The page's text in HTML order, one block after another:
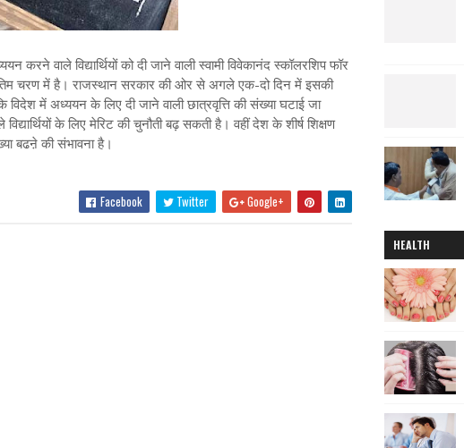
वाले विद्यार्थियों को दी जाने वाली स्वामी विवेकानंद स्कॉलरशिप फॉर
चरण में है। राजस्थान सरकार की ओर से अगले एक-दो दिन में इसकी
में अध्ययन के लिए दी जाने वाली छात्रवृत्ति की संख्या घटाई जा
के लिए मेरिट की चुनौती बढ़ सकती है। वहीं देश के शीर्ष शिक्षण
बढऩे की संभावना है।
Facebook Twitter Google+
HEALTH